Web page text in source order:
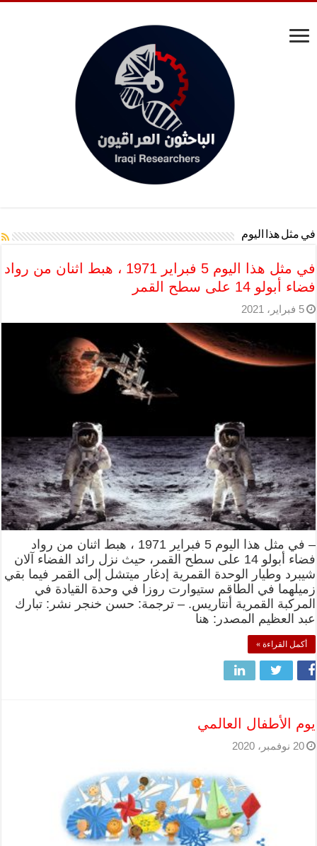
في مثل هذا اليوم
في مثل هذا اليوم 5 فبراير 1971 ، هبط اثنان من رواد
فضاء أبولو 14 على سطح القمر
5 فبراير، 2021
– في مثل هذا اليوم 5 فبراير 1971 ، هبط اثنان من رواد
فضاء أبولو 14 على سطح القمر، حيث نزل رائد الفضاء آلان
شيبرد وطيار الوحدة القمرية إدغار ميتشل إلى القمر فيما بقي
زميلهما في الطاقم ستيوارت روزا في وحدة القيادة في
المركبة القمرية أنتاريس. – ترجمة: حسن خنجر نشر: تبارك
عبد العظيم المصدر: هنا
أكمل القراءة »
يوم الأطفال العالمي
20 نوفمبر، 2020